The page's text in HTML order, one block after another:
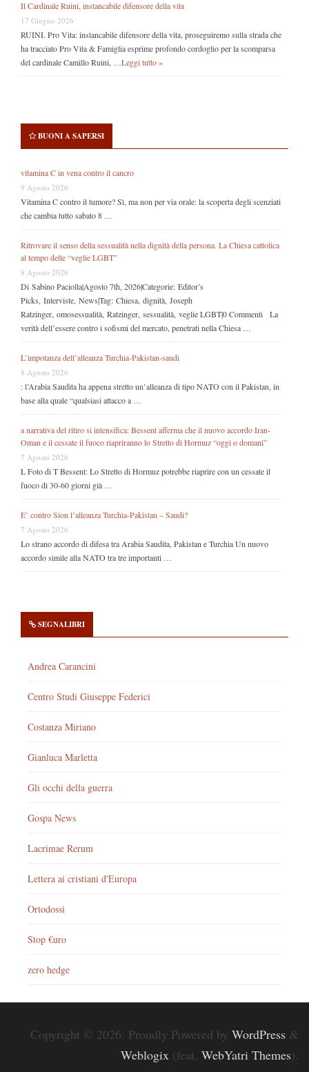
Il Cardinale Ruini, instancabile difensore della vita
17 Giugno 2026
RUINI. Pro Vita: instancabile difensore della vita, proseguiremo sulla strada che
ha tracciato Pro Vita & Famiglia esprime profondo cordoglio per la scomparsa
del cardinale Camillo Ruini, … Leggi tutto »
BUONI A SAPERSI
vitamina C in vena contro il cancro
9 Agosto 2026
Vitamina C contro il tumore? Sì, ma non per via orale: la scoperta degli scenziati
che cambia tutto sabato 8 …
Ritrovare il senso della sessualità nella dignità della persona. La Chiesa cattolica
al tempo delle “veglie LGBT”
8 Agosto 2026
Di Sabino Paciolla|Agosto 7th, 2026|Categorie: Editor’s
Picks, Interviste, News|Tag: Chiesa, dignità, Joseph
Ratzinger, omosessualità, Ratzinger, sessualità, veglie LGBT|0 Commenti La
verità dell’essere contro i sofismi del mercato, penetrati nella Chiesa …
L’impotanza dell’alleanza Turchia-Pakistan-saudi
8 Agosto 2026
: l’Arabia Saudita ha appena stretto un’alleanza di tipo NATO con il Pakistan, in
base alla quale “qualsiasi attacco a …
a narrativa del ritiro si intensifica: Bessent afferma che il nuovo accordo Iran-
Oman e il cessate il fuoco riapriranno lo Stretto di Hormuz “oggi o domani”
7 Agosto 2026
L Foto di T Bessent: Lo Stretto di Hormuz potrebbe riaprire con un cessate il
fuoco di 30-60 giorni già …
E’ contro Sion l’alleanza Turchia-Pakistan – Saudi?
7 Agosto 2026
Lo strano accordo di difesa tra Arabia Saudita, Pakistan e Turchia Un nuovo
accordo simile alla NATO tra tre importanti …
SEGNALIBRI
Andrea Carancini
Centro Studi Giuseppe Federici
Costanza Miriano
Gianluca Marletta
Gli occhi della guerra
Gospa News
Lacrimae Rerum
Lettera ai cristiani d'Europa
Ortodossi
Stop €uro
zero hedge
Copyright © 2026. Proudly Powered by WordPress &
Weblogix (feat. WebYatri Themes).